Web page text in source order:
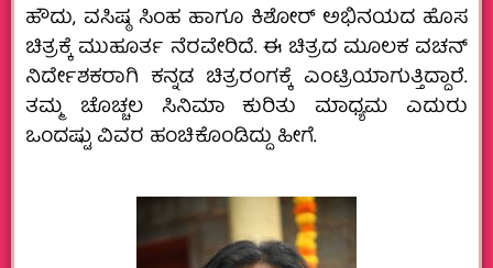
ಹೌದು, ವಸಿಷ್ಠ ಸಿಂಹ ಹಾಗೂ ಕಿಶೋರ್‌ ಅಭಿನಯದ ಹೊಸ
ಚಿತ್ರಕ್ಕೆ ಮುಹೂರ್ತ ನೆರವೇರಿದೆ. ಈ ಚಿತ್ರದ ಮೂಲಕ ವಚನ್‌
ನಿರ್ದೇಶಕರಾಗಿ ಕನ್ನಡ ಚಿತ್ರರಂಗಕ್ಕೆ ಎಂಟ್ರಿಯಾಗುತ್ತಿದ್ದಾರೆ.
ತಮ್ಮ ಚೊಚ್ಚಲ ಸಿನಿಮಾ ಕುರಿತು ಮಾಧ್ಯಮ ಎದುರು
ಒಂದಷ್ಟು ವಿವರ ಹಂಚಿಕೊಂಡಿದ್ದು ಹೀಗೆ.